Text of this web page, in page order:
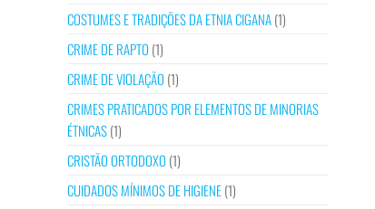
COSTUMES E TRADIÇÕES DA ETNIA CIGANA(1)
CRIME DE RAPTO (1)
CRIME DE VIOLAÇÃO (1)
CRIMES PRATICADOS POR ELEMENTOS DE MINORIAS
ÉTNICAS(1)
CRISTÃO ORTODOXO (1)
CUIDADOS MÍNIMOS DE HIGIENE(1)